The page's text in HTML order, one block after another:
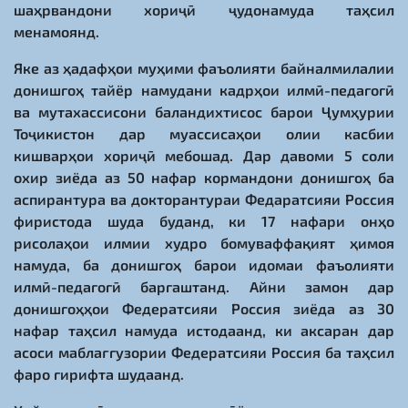
шаҳрвандони хориҷӣ ҷудонамуда таҳсил
менамоянд.
Яке аз ҳадафҳои муҳими фаъолияти байналмилалии
донишгоҳ тайёр намудани кадрҳои илмӣ-педагогӣ
ва мутахассисони баландихтисос барои Ҷумҳурии
Тоҷикистон дар муассисаҳои олии касбии
кишварҳои хориҷӣ мебошад. Дар давоми 5 соли
охир зиёда аз 50 нафар кормандони донишгоҳ ба
аспирантура ва докторантураи Федаратсияи Россия
фиристода шуда буданд, ки 17 нафари онҳо
рисолаҳои илмии худро бомуваффақият ҳимоя
намуда, ба донишгоҳ барои идомаи фаъолияти
илмӣ-педагогӣ баргаштанд. Айни замон дар
донишгоҳҳои Федератсияи Россия зиёда аз 30
нафар таҳсил намуда истодаанд, ки аксаран дар
асоси маблағгузории Федератсияи Россия ба таҳсил
фаро гирифта шудаанд.